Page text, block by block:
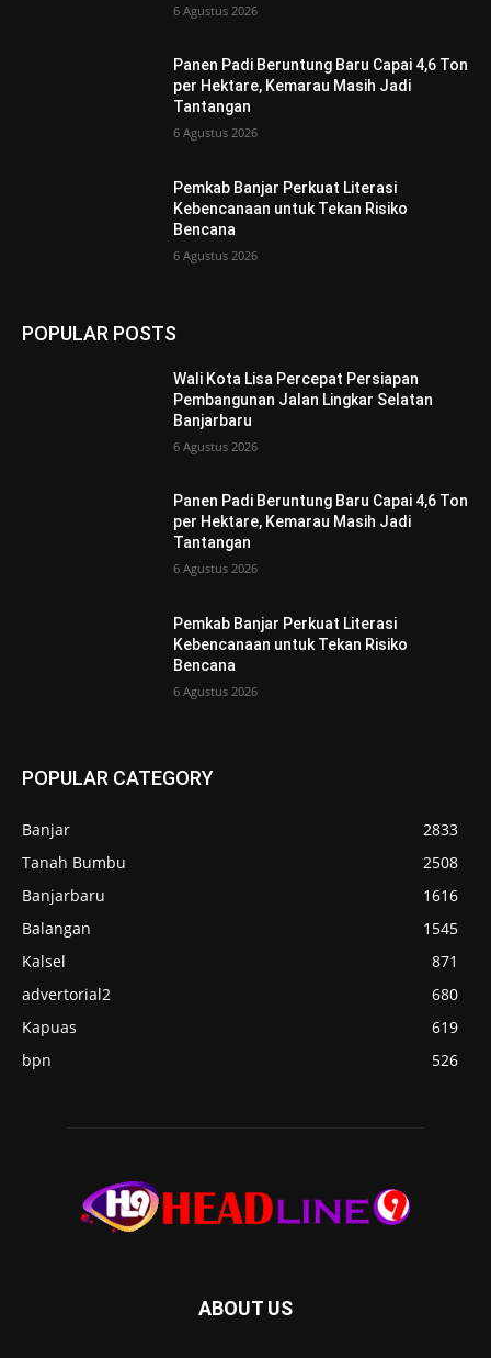
6 Agustus 2026
Panen Padi Beruntung Baru Capai 4,6 Ton
per Hektare, Kemarau Masih Jadi
Tantangan
6 Agustus 2026
Pemkab Banjar Perkuat Literasi
Kebencanaan untuk Tekan Risiko
Bencana
6 Agustus 2026
POPULAR POSTS
Wali Kota Lisa Percepat Persiapan
Pembangunan Jalan Lingkar Selatan
Banjarbaru
6 Agustus 2026
Panen Padi Beruntung Baru Capai 4,6 Ton
per Hektare, Kemarau Masih Jadi
Tantangan
6 Agustus 2026
Pemkab Banjar Perkuat Literasi
Kebencanaan untuk Tekan Risiko
Bencana
6 Agustus 2026
POPULAR CATEGORY
Banjar
2833
Tanah Bumbu
2508
Banjarbaru
1616
Balangan
1545
Kalsel
871
advertorial2
680
Kapuas
619
bpn
526
ABOUT US